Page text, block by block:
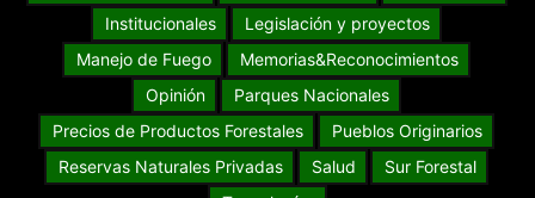
Institucionales
Legislación y proyectos
Manejo de Fuego
Memorias&Reconocimientos
Opinión
Parques Nacionales
Precios de Productos Forestales
Pueblos Originarios
Reservas Naturales Privadas
Salud
Sur Forestal